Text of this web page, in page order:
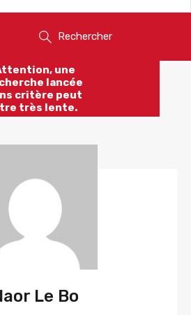
Rechercher
une
lancée
critère peut
très lente.
Le Bo